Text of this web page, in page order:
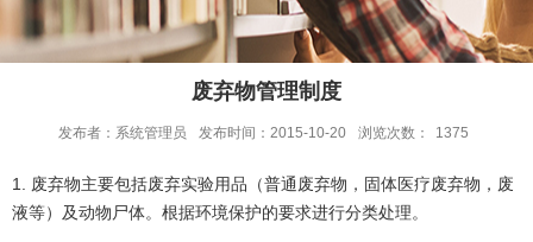
废弃物管理制度
发布者：系统管理员 发布时间：2015-10-20 浏览次数： 1375
1. 废弃物主要包括废弃实验用品（普通废弃物，固体医疗废弃物，废
液等）及动物尸体。根据环境保护的要求进行分类处理。